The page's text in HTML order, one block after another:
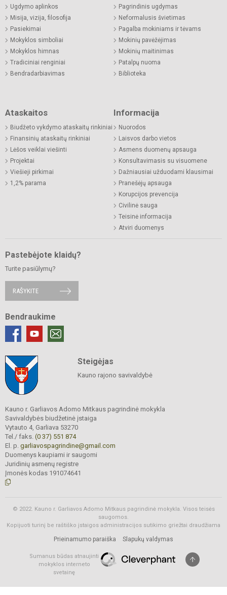
Ugdymo aplinkos
Misija, vizija, filosofija
Pasiekimai
Mokyklos simboliai
Mokyklos himnas
Tradiciniai renginiai
Bendradarbiavimas
Pagrindinis ugdymas
Neformalusis švietimas
Pagalba mokiniams ir tėvams
Mokinių pavėžėjimas
Mokinių maitinimas
Patalpų nuoma
Biblioteka
Ataskaitos
Biudžeto vykdymo ataskaitų rinkiniai
Finansinių ataskaitų rinkiniai
Lėšos veiklai viešinti
Projektai
Viešieji pirkimai
1,2% parama
Informacija
Nuorodos
Laisvos darbo vietos
Asmens duomenų apsauga
Konsultavimasis su visuomene
Dažniausiai užduodami klausimai
Pranešėjų apsauga
Korupcijos prevencija
Civilinė sauga
Teisinė informacija
Atviri duomenys
Pastebėjote klaidų?
Turite pasiūlymų?
RAŠYKITE
Bendraukime
Steigėjas
Kauno rajono savivaldybė
Kauno r. Garliavos Adomo Mitkaus pagrindinė mokykla
Savivaldybės biudžetinė įstaiga
Vytauto 4, Garliava 53270
Tel./ faks. (0 37) 551 874
El. p. garliavospagrindine@gmail.com
Duomenys kaupiami ir saugomi
Juridinių asmenų registre
Įmonės kodas 191074641
© 2022. Kauno r. Garliavos Adomo Mitkaus pagrindinė mokykla. Visos teisės
saugomos.
Kopijuoti turinį be raštiško įstaigos administracijos sutikimo griežtai draudžiama
Prieinamumo paraiška Slapukų valdymas
Sumanus būdas atnaujinti
mokyklos interneto
svetainę